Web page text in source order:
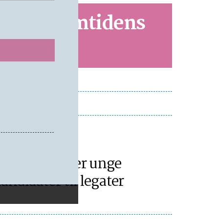
vi fremtidens
Fond efterlyser unge
til legater